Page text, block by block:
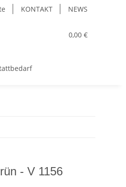
KONTAKT NEWS
0,00 €
- V 1156